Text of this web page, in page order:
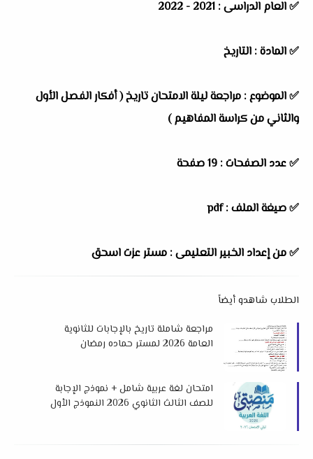
✅العام الدراسى : 2021 - 2022
✅المادة : التاريخ
✅الموضوع : مراجعة ليلة الامتحان تاريخ ( أفكار الفصل الأول
والثاني من كراسة المفاهيم )
✅عدد الصفحات : 19 صفحة
✅صيغة الملف : pdf
✅من إعداد الخبير التعليمى : مستر عزت اسحق
الطلاب شاهدو أيضاً
مراجعة شاملة تاريخ بالإجابات للثانوية
العامة 2026 لمستر حماده رمضان
امتحان لغة عربية شامل + نموذج الإجابة
للصف الثالث الثانوي 2026 النموذج الأول